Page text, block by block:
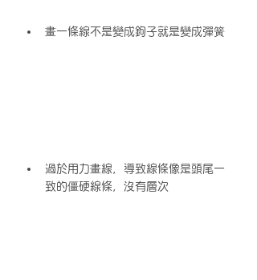
畫一條線不是變成鉤子就是變成彈簧
過於用力畫線，導致線條像是頭尾一
致的僵硬線條，沒有層次